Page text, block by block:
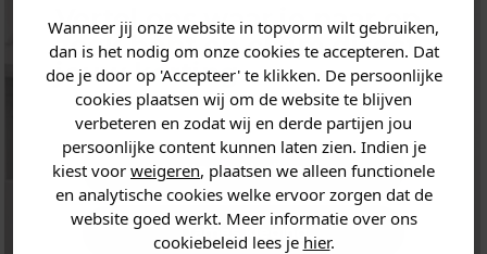
Wanneer jij onze website in topvorm wilt gebruiken,
dan is het nodig om onze cookies te accepteren. Dat
doe je door op 'Accepteer' te klikken. De persoonlijke
cookies plaatsen wij om de website te blijven
verbeteren en zodat wij en derde partijen jou
persoonlijke content kunnen laten zien. Indien je
kiest voor weigeren, plaatsen we alleen functionele
en analytische cookies welke ervoor zorgen dat de
website goed werkt. Meer informatie over ons
cookiebeleid lees je hier.
Vertel ons waar je naar op
zoek bent en claim direct
jouwkorting.
Heren kleding
Dames kleding